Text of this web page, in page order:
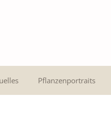
Pflanzenportraits